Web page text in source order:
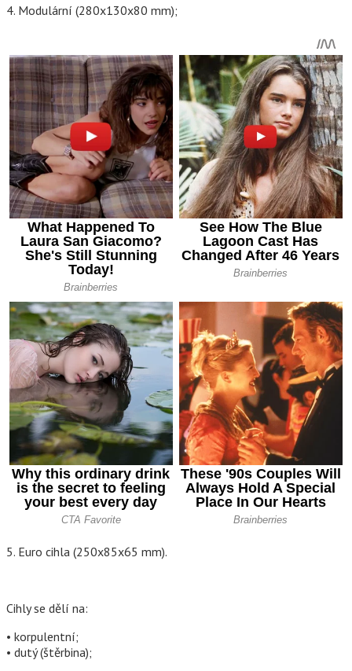
4. Modulární (280x130x80 mm);
5. Euro cihla (250x85x65 mm).
Cihly se dělí na:
• korpulentní;
• dutý (štěrbina);